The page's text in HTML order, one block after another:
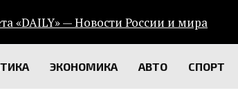
ЭКОНОМИКА АВТО СПОРТ